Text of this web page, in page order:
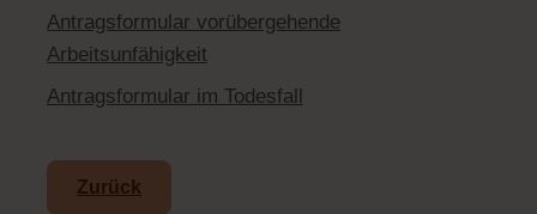
Antragsformular vorübergehende
Arbeitsunfähigkeit
Antragsformular im Todesfall
Zurück